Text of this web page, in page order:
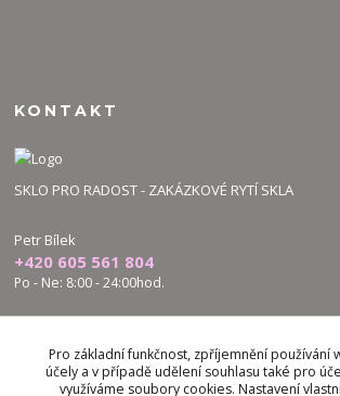
KONTAKT
SKLO PRO RADOST - ZAKÁZKOVÉ RYTÍ SKLA
Petr Bílek
+420 605 561 804
Po - Ne: 8:00 - 24:00hod.
bilek.petr@skloproradost.cz
Pro základní funkčnost, zpříjemnění používání
účely a v případě udělení souhlasu také pro
využíváme soubory cookies. Nastavení